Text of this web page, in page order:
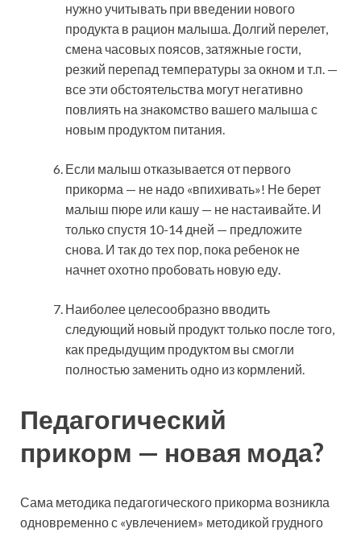
нужно учитывать при введении нового
продукта в рацион малыша. Долгий перелет,
смена часовых поясов, затяжные гости,
резкий перепад температуры за окном и т.п. —
все эти обстоятельства могут негативно
повлиять на знакомство вашего малыша с
новым продуктом питания.
Если малыш отказывается от первого
прикорма — не надо «впихивать»! Не берет
малыш пюре или кашу — не настаивайте. И
только спустя 10-14 дней — предложите
снова. И так до тех пор, пока ребенок не
начнет охотно пробовать новую еду.
Наиболее целесообразно вводить
следующий новый продукт только после того,
как предыдущим продуктом вы смогли
полностью заменить одно из кормлений.
Педагогический
прикорм — новая мода?
Сама методика педагогического прикорма возникла
одновременно с «увлечением» методикой грудного